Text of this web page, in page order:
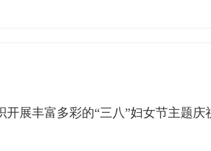
展丰富多彩的“三八”妇女节主题庆